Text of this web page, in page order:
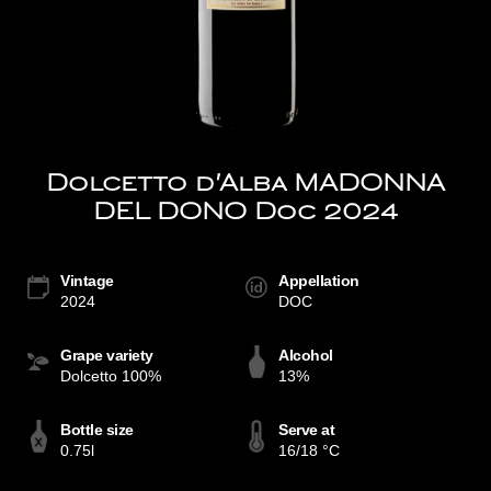
Dolcetto d'Alba MADONNA
DEL DONO Doc 2024
Vintage
2024
Appellation
DOC
Grape variety
Dolcetto 100%
Alcohol
13%
Bottle size
0.75l
Serve at
16/18 °C